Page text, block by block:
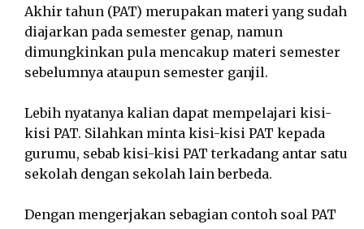
Akhir tahun (PAT) merupakan materi yang sudah
diajarkan pada semester genap, namun
dimungkinkan pula mencakup materi semester
sebelumnya ataupun semester ganjil.
Lebih nyatanya kalian dapat mempelajari kisi-
kisi PAT. Silahkan minta kisi-kisi PAT kepada
gurumu, sebab kisi-kisi PAT terkadang antar satu
sekolah dengan sekolah lain berbeda.
Dengan mengerjakan sebagian contoh soal PAT